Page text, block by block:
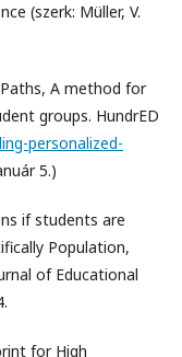
(szerk: Müller, V.
Paths, A method for
groups. HundrED
personalized-
5.)
if students are
Population,
of Educational
for High